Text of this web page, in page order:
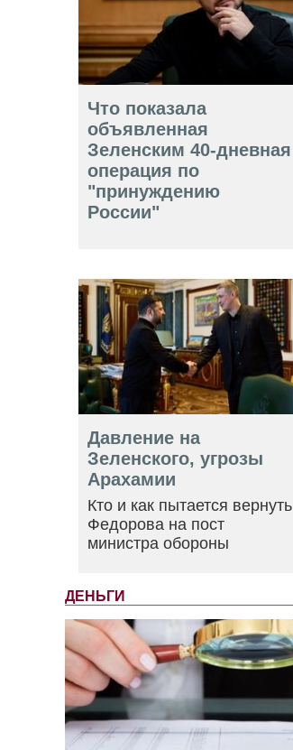
Что показала
объявленная
Зеленским 40-дневная
операция по
"принуждению
России"
Давление на
Зеленского, угрозы
Арахамии
Кто и как пытается вернуть
Федорова на пост
министра обороны
ДЕНЬГИ